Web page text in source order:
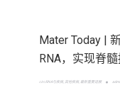
Mater Today |
RNA，实现脊
circRNA与疾病 其他疾病 最新重要进展